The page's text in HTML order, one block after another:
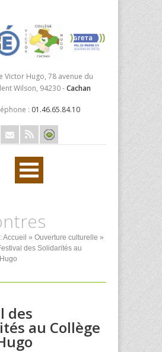
Victor Hugo, 78 avenue du
Wilson, 94230 -Cachan
: 01.46.65.84.10
Accueil » Ouverture culturelle »
des Solidarités au
des
au Collège